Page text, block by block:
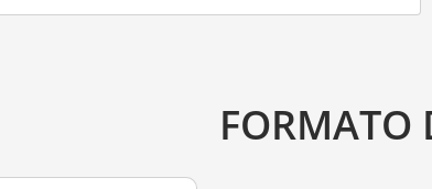
FORMATO